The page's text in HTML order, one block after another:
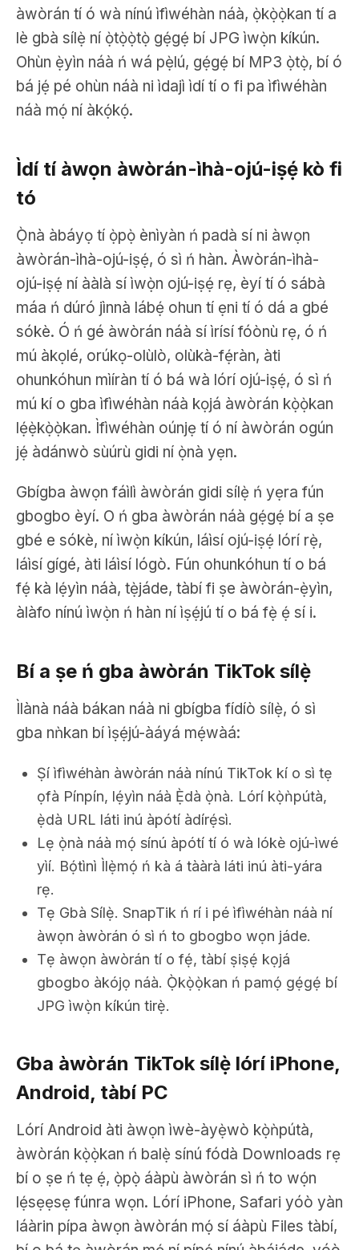
àwòrán tí ó wà nínú ìfìwéhàn náà, ọ̀kọ̀ọ̀kan tí a
lè gbà sílẹ̀ ní ọ̀tọ̀ọ̀tọ̀ gẹ́gẹ́ bí JPG ìwọ̀n kíkún.
Ohùn ẹ̀yìn náà ń wá pẹ̀lú, gẹ́gẹ́ bí MP3 ọ̀tọ̀, bí ó
bá jẹ́ pé ohùn náà ni ìdajì ìdí tí o fi pa ìfìwéhàn
náà mọ́ ní àkọ́kọ́.
Ìdí tí àwọn àwòrán-ìhà-ojú-iṣẹ́ kò fi
tó
Ọ̀nà àbáyọ tí ọ̀pọ̀ ènìyàn ń padà sí ni àwọn
àwòrán-ìhà-ojú-iṣẹ́, ó sì ń hàn. Àwòrán-ìhà-
ojú-iṣẹ́ ní ààlà sí ìwọ̀n ojú-iṣẹ́ rẹ, èyí tí ó sábà
máa ń dúró jìnnà lábẹ́ ohun tí ẹni tí ó dá a gbé
sókè. Ó ń gé àwòrán náà sí ìrísí fóònù rẹ, ó ń
mú àkọlé, orúkọ-olùlò, olùkà-fẹ́ràn, àti
ohunkóhun mìíràn tí ó bá wà lórí ojú-iṣẹ́, ó sì ń
mú kí o gba ìfìwéhàn náà kọjá àwòrán kọ̀ọ̀kan
lẹ́ẹ̀kọ̀ọ̀kan. Ìfìwéhàn oúnjẹ tí ó ní àwòrán ogún
jẹ́ àdánwò sùúrù gidi ní ọ̀nà yẹn.
Gbígba àwọn fáìlì àwòrán gidi sílẹ̀ ń yẹra fún
gbogbo èyí. O ń gba àwòrán náà gẹ́gẹ́ bí a ṣe
gbé e sókè, ní ìwọ̀n kíkún, láìsí ojú-iṣẹ́ lórí rẹ̀,
láìsí gígé, àti láìsí lógò. Fún ohunkóhun tí o bá
fẹ́ kà lẹ́yìn náà, tẹ̀jáde, tàbí fi ṣe àwòrán-ẹ̀yìn,
àlàfo nínú ìwọ̀n ń hàn ní ìṣẹ́jú tí o bá fẹ̀ ẹ́ sí i.
Bí a ṣe ń gba àwòrán TikTok sílẹ̀
Ìlànà náà bákan náà ni gbígba fídíò sílẹ̀, ó sì
gba nǹkan bí ìṣẹ́jú-àáyá mẹ́wàá:
Ṣí ìfìwéhàn àwòrán náà nínú TikTok kí o sì tẹ
ọfà Pínpín, lẹ́yìn náà Ẹ̀dà ọ̀nà. Lórí kọ̀ǹpútà,
ẹ̀dà URL láti inú àpótí àdírẹ́sì.
Lẹ ọ̀nà náà mọ́ sínú àpótí tí ó wà lókè ojú-ìwé
yìí. Bọ́tìnì Ìlẹ̀mọ́ ń kà á tààrà láti inú àti-yára
rẹ.
Tẹ Gbà Sílẹ̀. SnapTik ń rí i pé ìfìwéhàn náà ní
àwọn àwòrán ó sì ń to gbogbo wọn jáde.
Tẹ àwọn àwòrán tí o fẹ́, tàbí ṣiṣẹ́ kọjá
gbogbo àkójọ náà. Ọ̀kọ̀ọ̀kan ń pamọ́ gẹ́gẹ́ bí
JPG ìwọ̀n kíkún tirẹ̀.
Gba àwòrán TikTok sílẹ̀ lórí iPhone,
Android, tàbí PC
Lórí Android àti àwọn ìwè-àyẹ̀wò kọ̀ǹpútà,
àwòrán kọ̀ọ̀kan ń balẹ̀ sínú fódà Downloads rẹ
bí o ṣe ń tẹ ẹ́, ọ̀pọ̀ áàpù àwòrán sì ń to wọ́n
lẹ́sẹẹsẹ fúnra wọn. Lórí iPhone, Safari yóò yàn
láàrin pípa àwọn àwòrán mọ́ sí áàpù Files tàbí,